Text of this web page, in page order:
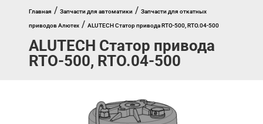
Перегрузочное оборудование
Уличные калитки
Шлагбаумы
Противопожарные ворота
Главная / Запчасти для автоматики / Запчасти для откатных
приводов Алютех / ALUTECH Статор привода RTO-500, RTO.04-500
ALUTECH Статор привода
RTO-500, RTO.04-500